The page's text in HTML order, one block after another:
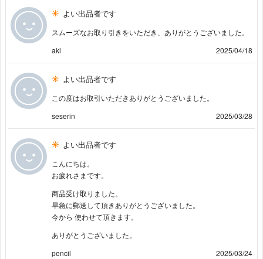
よい出品者です
スムーズなお取り引きをいただき、ありがとうございました。
aki
2025/04/18
よい出品者です
この度はお取引いただきありがとうございました。
seserin
2025/03/28
よい出品者です
こんにちは。
お疲れさまです。
商品受け取りました。
早急に郵送して頂きありがとうございました。
今から 使わせて頂きます。
ありがとうございました。
pencil
2025/03/24